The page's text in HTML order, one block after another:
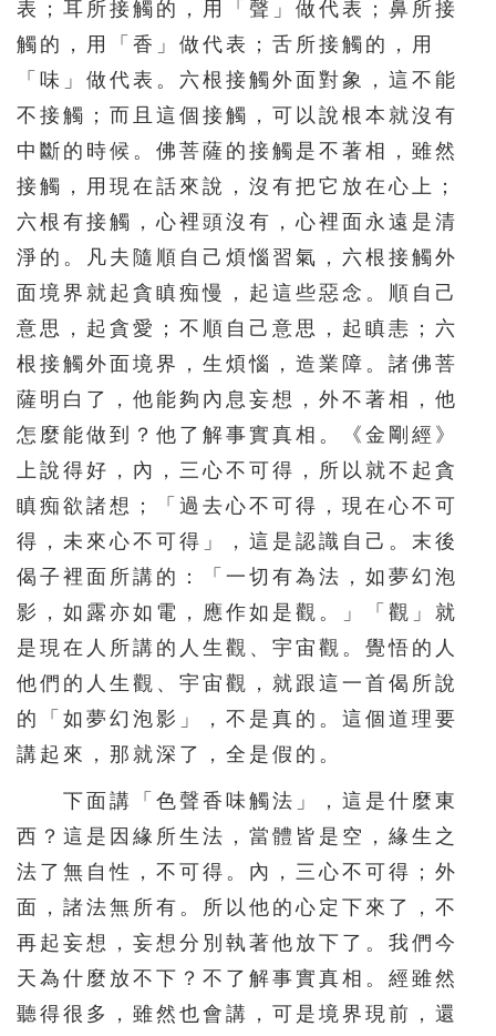
表；耳所接觸的，用「聲」做代表；鼻所接
觸的，用「香」做代表；舌所接觸的，用
「味」做代表。六根接觸外面對象，這不能
不接觸；而且這個接觸，可以說根本就沒有
中斷的時候。佛菩薩的接觸是不著相，雖然
接觸，用現在話來說，沒有把它放在心上；
六根有接觸，心裡頭沒有，心裡面永遠是清
淨的。凡夫隨順自己煩惱習氣，六根接觸外
面境界就起貪瞋痴慢，起這些惡念。順自己
意思，起貪愛；不順自己意思，起瞋恚；六
根接觸外面境界，生煩惱，造業障。諸佛菩
薩明白了，他能夠內息妄想，外不著相，他
怎麼能做到？他了解事實真相。《金剛經》
上說得好，內，三心不可得，所以就不起貪
瞋痴欲諸想；「過去心不可得，現在心不可
得，未來心不可得」，這是認識自己。末後
偈子裡面所講的：「一切有為法，如夢幻泡
影，如露亦如電，應作如是觀。」「觀」就
是現在人所講的人生觀、宇宙觀。覺悟的人
他們的人生觀、宇宙觀，就跟這一首偈所說
的「如夢幻泡影」，不是真的。這個道理要
講起來，那就深了，全是假的。
下面講「色聲香味觸法」，這是什麼東
西？這是因緣所生法，當體皆是空，緣生之
法了無自性，不可得。內，三心不可得；外
面，諸法無所有。所以他的心定下來了，不
再起妄想，妄想分別執著他放下了。我們今
天為什麼放不下？不了解事實真相。經雖然
聽得很多，雖然也會講，可是境界現前，還